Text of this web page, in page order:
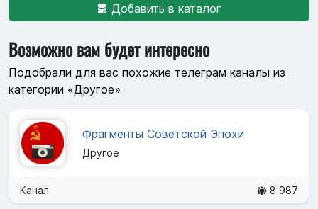
Добавить в каталог
Возможно вам будет интересно
Подобрали для вас похожие телеграм каналы из
категории «Другое»
Фрагменты Советской Эпохи
Другое
Канал 8 987